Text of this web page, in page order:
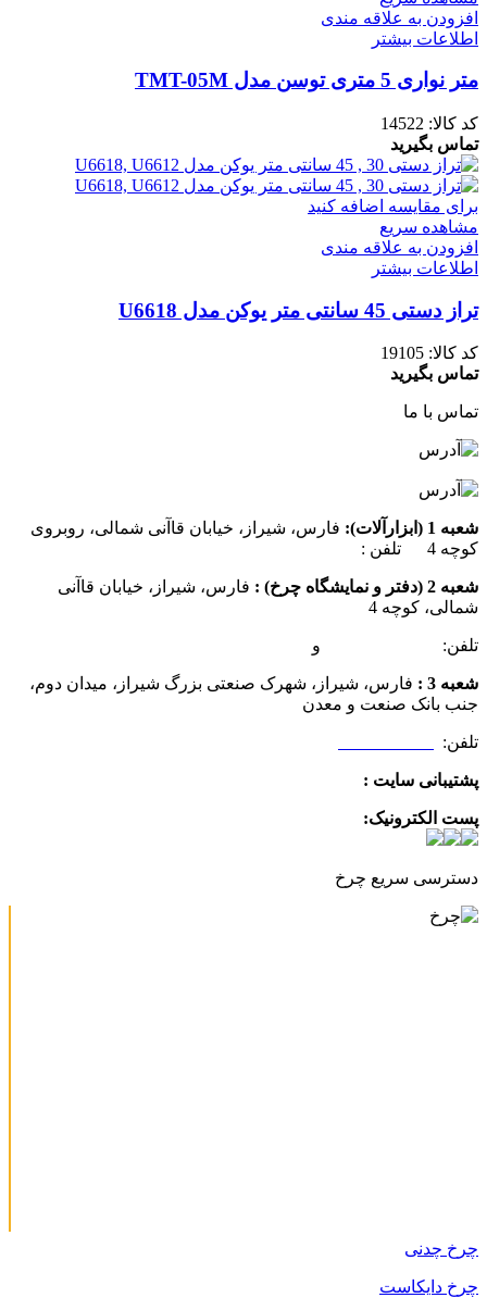
افزودن به علاقه مندی
اطلاعات بیشتر
متر نواری 5 متری توسن مدل TMT-05M
کد کالا: 14522
تماس بگیرید
برای مقایسه اضافه کنید
مشاهده سریع
افزودن به علاقه مندی
اطلاعات بیشتر
تراز دستی 45 سانتی متر یوکن مدل U6618
کد کالا: 19105
تماس بگیرید
تماس با ما
شعبه 1 (ابزارآلات):
فارس، شیراز، خیابان قاآنی شمالی، روبروی
کوچه 4 تلفن :
شعبه 2 (دفتر و نمایشگاه چرخ) :
فارس، شیراز، خیابان قاآنی
شمالی، کوچه 4
تلفن: و
شعبه 3 :
فارس، شیراز، شهرک صنعتی بزرگ شیراز، میدان دوم،
جنب بانک صنعت و معدن
تلفن:
پشتیبانی سایت :
پست الکترونیک:
دسترسی سریع چرخ
چرخ چدنی
چرخ دایکاست